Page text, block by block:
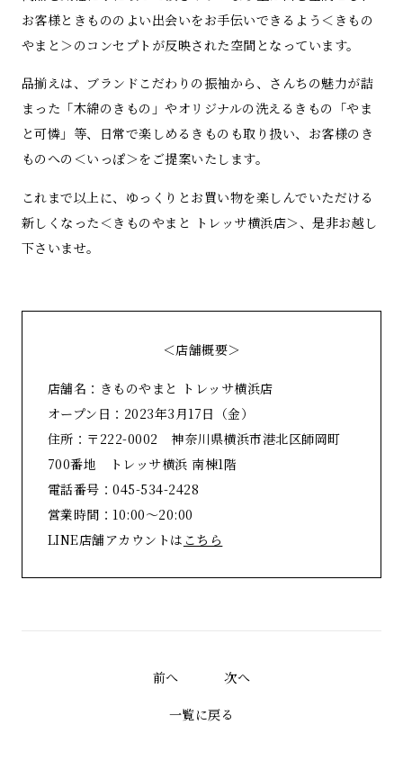
お客様ときもののよい出会いをお手伝いできるよう＜きもの
やまと＞のコンセプトが反映された空間となっています。
品揃えは、ブランドこだわりの振袖から、さんちの魅力が詰
まった「木綿のきもの」やオリジナルの洗えるきもの「やま
と可憐」等、日常で楽しめるきものも取り扱い、お客様のき
ものへの＜いっぽ＞をご提案いたします。
これまで以上に、ゆっくりとお買い物を楽しんでいただける
新しくなった＜きものやまと トレッサ横浜店＞、是非お越し
下さいませ。
＜店舗概要＞
店舗名：きものやまと トレッサ横浜店
オープン日：2023年3月17日（金）
住所：〒222-0002 神奈川県横浜市港北区師岡町
700番地 トレッサ横浜 南棟1階
電話番号：045-534-2428
営業時間：10:00～20:00
LINE店舗アカウントは こちら
前へ 次へ
一覧に戻る